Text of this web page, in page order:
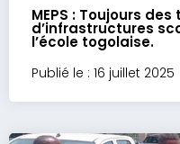
MEPS : Toujours
d’infrastructures
l’école togolaise.
Publié le : 16 juillet 2025